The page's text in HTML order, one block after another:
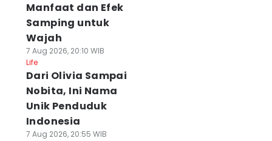
Manfaat dan Efek
Samping untuk
Wajah
7 Aug 2026, 20:10 WIB
Life
Dari Olivia Sampai
Nobita, Ini Nama
Unik Penduduk
Indonesia
7 Aug 2026, 20:55 WIB